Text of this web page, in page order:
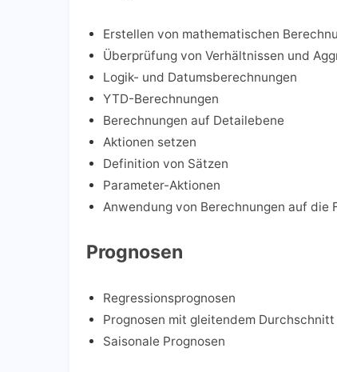
Erstellen von mathematischen
Überprüfung von Verhältnissen und
Logik- und Datumsberechnungen
YTD-Berechnungen
Berechnungen auf Detailebene
Aktionen setzen
Definition von Sätzen
Parameter-Aktionen
Anwendung von Berechnungen auf die
Prognosen
Regressionsprognosen
Prognosen mit gleitendem Durchschnitt
Saisonale Prognosen